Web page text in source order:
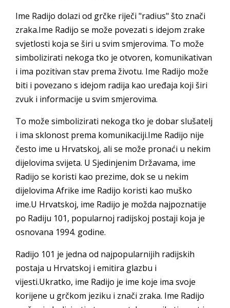
Ime Radijo dolazi od grčke riječi "radius" što znači
zraka.Ime Radijo se može povezati s idejom zrake
svjetlosti koja se širi u svim smjerovima. To može
simbolizirati nekoga tko je otvoren, komunikativan
i ima pozitivan stav prema životu. Ime Radijo može
biti i povezano s idejom radija kao uređaja koji širi
zvuk i informacije u svim smjerovima.
To može simbolizirati nekoga tko je dobar slušatelj
i ima sklonost prema komunikaciji.Ime Radijo nije
često ime u Hrvatskoj, ali se može pronaći u nekim
dijelovima svijeta. U Sjedinjenim Državama, ime
Radijo se koristi kao prezime, dok se u nekim
dijelovima Afrike ime Radijo koristi kao muško
ime.U Hrvatskoj, ime Radijo je možda najpoznatije
po Radiju 101, popularnoj radijskoj postaji koja je
osnovana 1994. godine.
Radijo 101 je jedna od najpopularnijih radijskih
postaja u Hrvatskoj i emitira glazbu i
vijesti.Ukratko, ime Radijo je ime koje ima svoje
korijene u grčkom jeziku i znači zraka. Ime Radijo